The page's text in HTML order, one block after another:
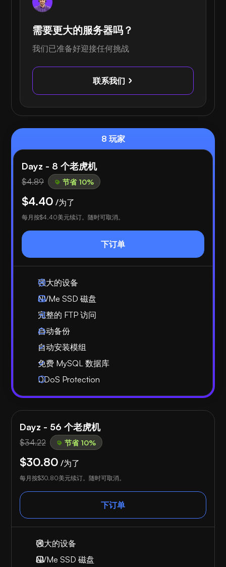
需要更大的服务器吗？
我们已准备好迎接任何挑战
联系我们
8 玩家
Dayz - 8 个老虎机
$4.89 节省 10%
$4.40 /为了
每月按$4.40美元续订。随时可取消。
下订单
强大的设备
NVMe SSD 磁盘
完整的 FTP 访问
自动备份
自动安装模组
免费 MySQL 数据库
DDoS Protection
Dayz - 56 个老虎机
$34.22 节省 10%
$30.80 /为了
每月按$30.80美元续订。随时可取消。
下订单
强大的设备
NVMe SSD 磁盘